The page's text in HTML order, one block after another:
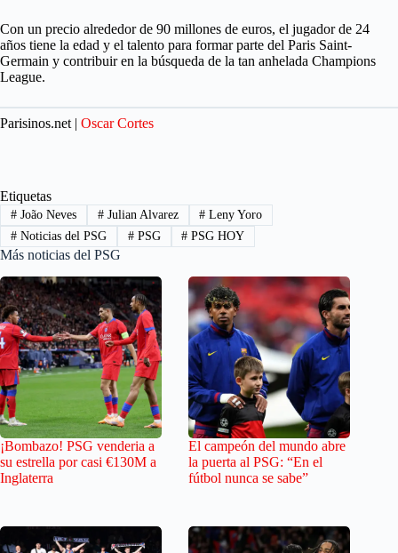
Con un precio alrededor de 90 millones de euros, el jugador de 24
años tiene la edad y el talento para formar parte del Paris Saint-
Germain y contribuir en la búsqueda de la tan anhelada Champions
League.
Parisinos.net | Oscar Cortes
Etiquetas
#João Neves #Julian Alvarez # Leny Yoro
#Noticias del PSG #PSG # PSG HOY
Más noticias del PSG
¡Bombazo! PSG venderia a
su estrella por casi €130M a
Inglaterra
El campeón del mundo abre
la puerta al PSG: “En el
fútbol nunca se sabe”